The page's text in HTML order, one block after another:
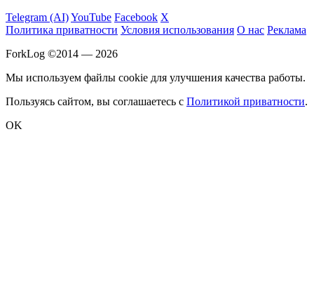
Telegram (AI)YouTube Facebook X
Политика приватности Условия использования О нас Реклама
ForkLog ©2014 — 2026
Мы используем файлы cookie для улучшения качества работы.
Пользуясь сайтом, вы соглашаетесь с Политикой приватности.
OK